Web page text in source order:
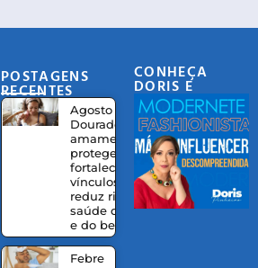
POSTAGENS
RECENTES
Agosto
Dourado:
amamentação
protege,
fortalece
vínculos e
reduz riscos à
saúde da mãe
e do bebê
Febre
CONHEÇA
DORIS E
EQUIPE